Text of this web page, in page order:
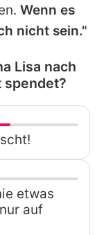
Wenn es
nicht sein."
Lisa nach
spendet?
etwas
auf